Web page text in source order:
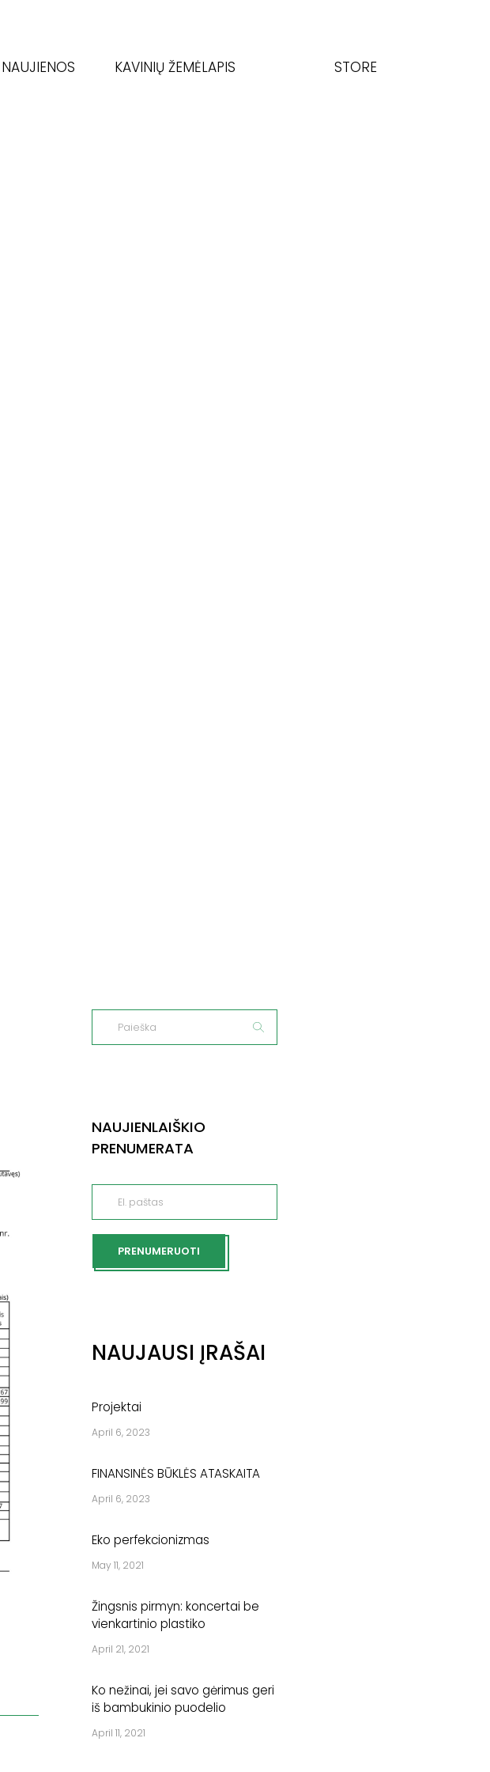
NAUJIENOS KAVINIŲ ŽEMĖLAPIS STORE
NAUJIENLAIŠKIO
PRENUMERATA
PRENUMERUOTI
NAUJAUSI ĮRAŠAI
Projektai
April 6, 2023
FINANSINĖS BŪKLĖS ATASKAITA
April 6, 2023
Eko perfekcionizmas
May 11, 2021
Žingsnis pirmyn: koncertai be
vienkartinio plastiko
April 21, 2021
Ko nežinai, jei savo gėrimus geri
iš bambukinio puodelio
April 11, 2021